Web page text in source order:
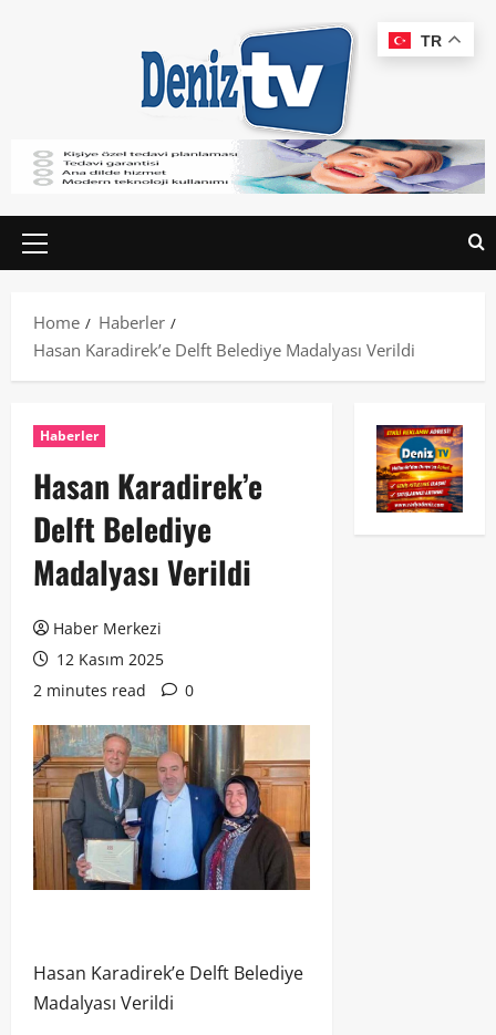
Home
Haberler
Hasan Karadirek’e Delft Belediye Madalyası Verildi
Haberler
Hasan Karadirek’e
Delft Belediye
Madalyası Verildi
Haber Merkezi
12 Kasım 2025
2 minutes read
0
Hasan Karadirek’e Delft Belediye
Madalyası Verildi
TR